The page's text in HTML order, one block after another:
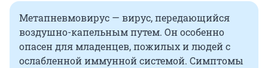
Метапневмовирус — вирус, передающийся
воздушно-капельным путем. Он особенно
опасен для младенцев, пожилых и людей с
ослабленной иммунной системой. Симптомы